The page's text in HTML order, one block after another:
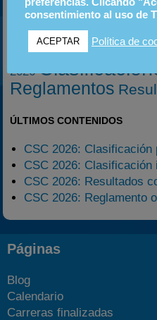
2019 2020-2021 2022
2026
Reglamentos
ÚLTIMOS CONTENIDOS
CSC 2026: Clasificación
CSC 2026: Clasificación
CSC 2026: Resultados
CSC 2026: Reglamento
Páginas
Blog
Calendario
Carreras finalizadas
consentimiento al uso de
ACEPTAR Política de